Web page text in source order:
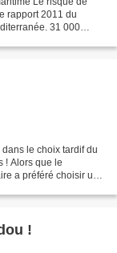
rapport 2011 du
31 000
le choix tardif du
! Alors que le
a préféré choisir un
!